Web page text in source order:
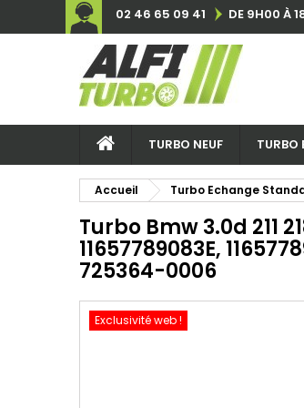
02 46 65 09 41 DE 9H00 À
TURBO NEUF TURBO
Accueil Turbo Echange
Turbo Bmw 3.0d 211
11657789083E,
725364-0006
Exclusivité web !